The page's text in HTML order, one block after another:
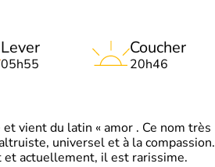
Lever
05h55
Coucher
20h46
vient du latin « amor . Ce nom très
universel et à la compassion.
et actuellement, il est rarissime.